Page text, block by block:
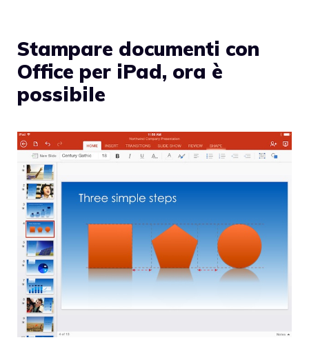
Stampare documenti con
Office per iPad, ora è
possibile